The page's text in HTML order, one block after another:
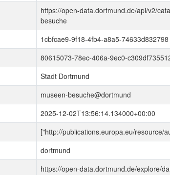
https://open-data.dortmund.de/api/v2/
besuche
1cbfcae9-9f18-4fb4-a8a5-74633d832798
80615073-78ec-406a-9ec0-
Stadt Dortmund
museen-besuche@dortmund
2025-12-02T13:56:14.134000+00:00
["http://publications.europa.eu/resource/
dortmund
https://open-data.dortmund.de/explore/